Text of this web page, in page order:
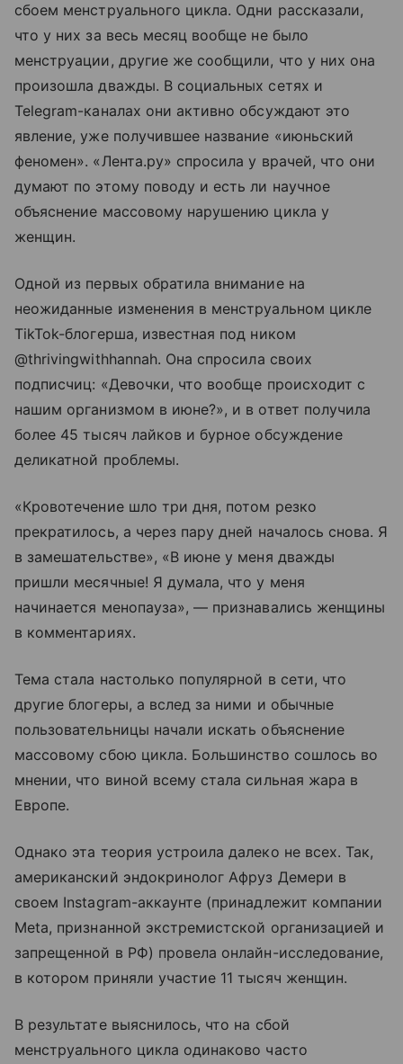
сбоем менструального цикла. Одни рассказали,
что у них за весь месяц вообще не было
менструации, другие же сообщили, что у них она
произошла дважды. В социальных сетях и
Telegram-каналах они активно обсуждают это
явление, уже получившее название «июньский
феномен». «Лента.ру» спросила у врачей, что они
думают по этому поводу и есть ли научное
объяснение массовому нарушению цикла у
женщин.
Одной из первых обратила внимание на
неожиданные изменения в менструальном цикле
TikTok-блогерша, известная под ником
@thrivingwithhannah. Она спросила своих
подписчиц: «Девочки, что вообще происходит с
нашим организмом в июне?», и в ответ получила
более 45 тысяч лайков и бурное обсуждение
деликатной проблемы.
«Кровотечение шло три дня, потом резко
прекратилось, а через пару дней началось снова. Я
в замешательстве», «В июне у меня дважды
пришли месячные! Я думала, что у меня
начинается менопауза», — признавались женщины
в комментариях.
Тема стала настолько популярной в сети, что
другие блогеры, а вслед за ними и обычные
пользовательницы начали искать объяснение
массовому сбою цикла. Большинство сошлось во
мнении, что виной всему стала сильная жара в
Европе.
Однако эта теория устроила далеко не всех. Так,
американский эндокринолог Афруз Демери в
своем Instagram-аккаунте (принадлежит компании
Meta, признанной экстремистской организацией и
запрещенной в РФ) провела онлайн-исследование,
в котором приняли участие 11 тысяч женщин.
В результате выяснилось, что на сбой
менструального цикла одинаково часто